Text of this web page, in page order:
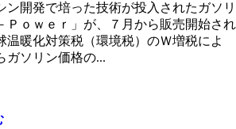
のＦ１マシン開発で培った技術が投入
Ｓｈｅｌｌ Ｖ－Ｐｏｗｅｒ」が、７
れる
ン開発で培った技術が投入されたガソリ
ｏｗｅｒ」が、７月から販売開始され
温暖化対策税（環境税）のＷ増税によ
ガソリン価格の...